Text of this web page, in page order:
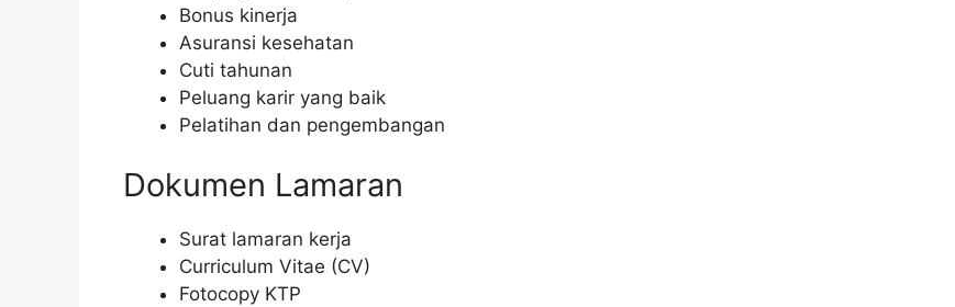
Bonus kinerja
Asuransi kesehatan
Cuti tahunan
Peluang karir yang baik
Pelatihan dan pengembangan
Dokumen Lamaran
Surat lamaran kerja
Curriculum Vitae (CV)
Fotocopy KTP